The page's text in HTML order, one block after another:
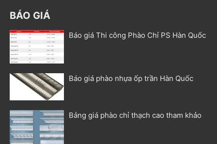
BÁO GIÁ
Báo giá Thi công Phào Chỉ PS Hàn Quốc
Báo giá phào nhựa ốp trần Hàn Quốc
Bảng giá phào chỉ thạch cao tham khảo